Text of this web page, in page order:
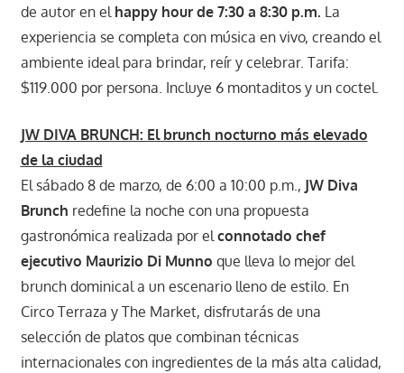
de autor en el happy hour de 7:30 a 8:30 p.m. La
experiencia se completa con música en vivo, creando el
ambiente ideal para brindar, reír y celebrar. Tarifa:
$119.000 por persona. Incluye 6 montaditos y un coctel.
JW DIVA BRUNCH: El brunch nocturno más elevado
de la ciudad
El sábado 8 de marzo, de 6:00 a 10:00 p.m., JW Diva
Brunch redefine la noche con una propuesta
gastronómica realizada por elconnotado chef
ejecutivo Maurizio Di Munno que lleva lo mejor del
brunch dominical a un escenario lleno de estilo. En
Circo Terraza y The Market, disfrutarás de una
selección de platos que combinan técnicas
internacionales con ingredientes de la más alta calidad,